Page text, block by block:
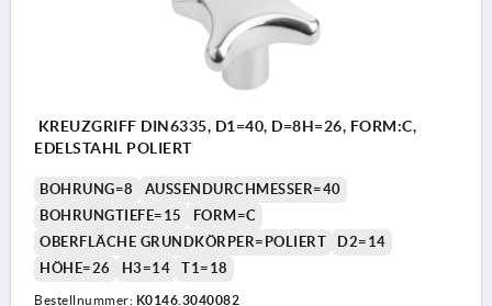
KREUZGRIFF DIN6335, D1=40, D=8H=26, FORM:C,
EDELSTAHL POLIERT
BOHRUNG=8
AUSSENDURCHMESSER=40
BOHRUNGTIEFE=15
FORM=C
OBERFLÄCHE GRUNDKÖRPER=POLIERT
D2=14
HÖHE=26
H3=14 T1=18
Bestellnummer: K0146.3040082